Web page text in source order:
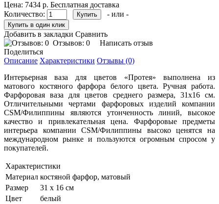
Цена: 7434 р. Бесплатная доставка
Количество:
- или -
Добавить в закладки Сравнить
Отзывов: 0
Написать отзыв
Поделиться
Описание Характеристики Отзывы (0)
Интерьерная ваза для цветов «Протея» выполнена из
матового костяного фарфора белого цвета. Ручная работа.
Фарфоровая ваза для цветов среднего размера, 31х16 см.
Отличительными чертами фарфоровых изделий компании
CSM/Филиппины являются утонченность линий, высокое
качество и привлекательная цена. Фарфоровые предметы
интерьера компании CSM/Филиппины высоко ценятся на
международном рынке и пользуются огромным спросом у
покупателей.
Характеристики
Материал костяной фарфор, матовый
Размер
31 х 16 см
Цвет
белый